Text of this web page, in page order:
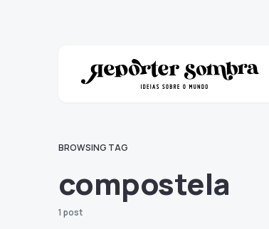
BROWSING TAG
compostela
1 post